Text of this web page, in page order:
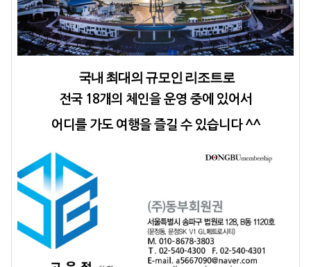
국내 최대의 규모인 리조트로
전국 18개의 체인을 운영 중에 있어서
어디를 가도 여행을 즐길 수 있습니다 ^^